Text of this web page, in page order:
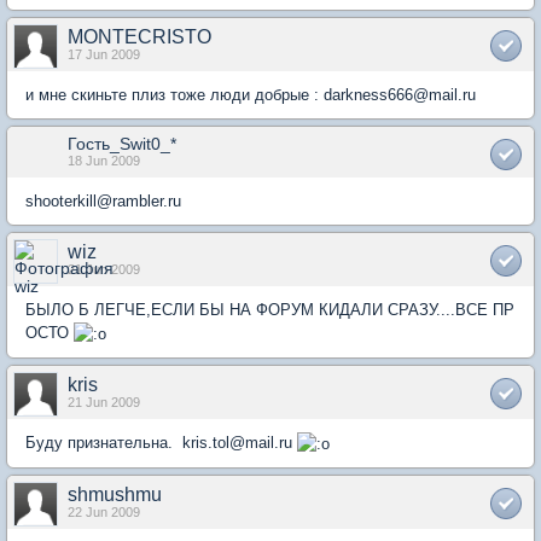
MONTECRISTO
17 Jun 2009
и мне скиньте плиз тоже люди добрые : darkness666@mail.ru
Гость_Swit0_*
18 Jun 2009
shooterkill@rambler.ru
wiz
21 Jun 2009
БЫЛО Б ЛЕГЧЕ,ЕСЛИ БЫ НА ФОРУМ КИДАЛИ СРАЗУ....ВСЕ ПР
ОСТО
kris
21 Jun 2009
Буду признательна. kris.tol@mail.ru
shmushmu
22 Jun 2009